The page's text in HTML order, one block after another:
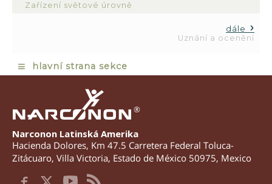
Zařízení světové úrovně
dále
Uznání a ocenění
≡ hlavní strana sekce
®
Narconon Latinská Amerika
Hacienda Dolores, Km 47.5 Carretera Federal Toluca-
Zitácuaro, Villa Victoria, Estado de México 50975, Mexico